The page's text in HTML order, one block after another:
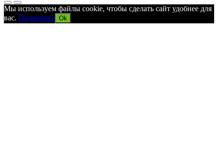
Мы используем файлы cookie, чтобы сделать сайт удобнее для
вас. Подробнее Ok